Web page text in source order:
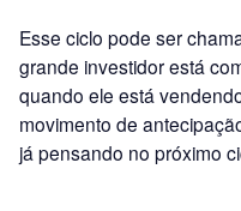
Esse ciclo pode ser
grande investidor está
quando ele está
movimento de
já pensando no próximo